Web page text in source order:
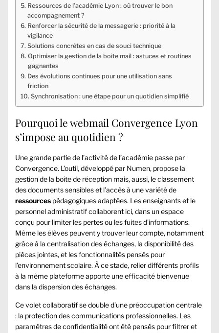
Ressources de l’académie Lyon : où trouver le bon
accompagnement ?
Renforcer la sécurité de la messagerie : priorité à la
vigilance
Solutions concrètes en cas de souci technique
Optimiser la gestion de la boîte mail : astuces et routines
gagnantes
Des évolutions continues pour une utilisation sans
friction
Synchronisation : une étape pour un quotidien simplifié
Pourquoi le webmail Convergence Lyon
s’impose au quotidien ?
Une grande partie de l’activité de l’académie passe par
Convergence. L’outil, développé par Numen, propose la
gestion de la boîte de réception mais, aussi, le classement
des documents sensibles et l’accès à une variété de
ressources pédagogiques adaptées. Les enseignants et le
personnel administratif collaborent ici, dans un espace
conçu pour limiter les pertes ou les fuites d’informations.
Même les élèves peuvent y trouver leur compte, notamment
grâce à la centralisation des échanges, la disponibilité des
pièces jointes, et les fonctionnalités pensés pour
l’environnement scolaire. À ce stade, relier différents profils
à la même plateforme apporte une efficacité bienvenue
dans la dispersion des échanges.
Ce volet collaboratif se double d’une préoccupation centrale
: la protection des communications professionnelles. Les
paramètres de confidentialité ont été pensés pour filtrer et